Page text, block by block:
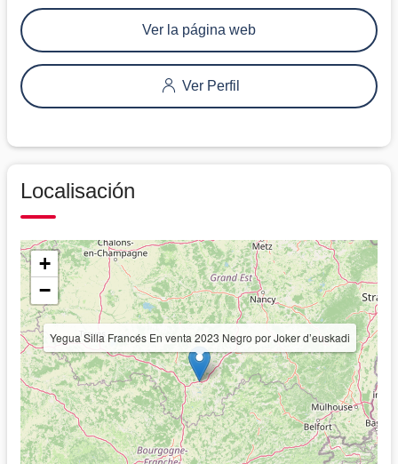
Ver la página web
Ver Perfil
Localisación
Yegua Silla Francés En venta 2023 Negro por Joker d’euskadi
+
−